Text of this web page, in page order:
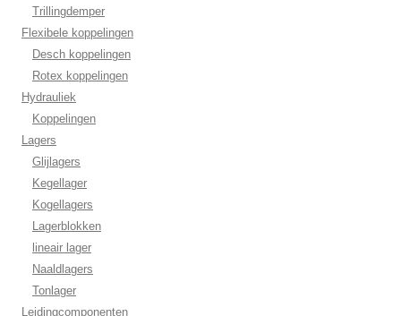
Trillingdemper
Flexibele koppelingen
Desch koppelingen
Rotex koppelingen
Hydrauliek
Koppelingen
Lagers
Glijlagers
Kegellager
Kogellagers
Lagerblokken
lineair lager
Naaldlagers
Tonlager
Leidingcomponenten